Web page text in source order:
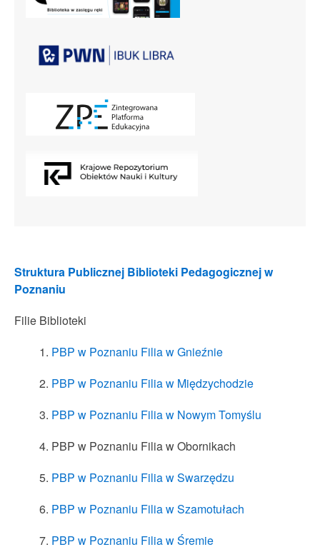
Struktura Publicznej Biblioteki Pedagogicznej w
Poznaniu
Filie Biblioteki
PBP w Poznaniu Filia w Gnieźnie
PBP w Poznaniu Filia w Międzychodzie
PBP w Poznaniu Filia w Nowym Tomyślu
PBP w Poznaniu Filia w Obornikach
PBP w Poznaniu Filia w Swarzędzu
PBP w Poznaniu Filia w Szamotułach
PBP w Poznaniu Filia w Śremie